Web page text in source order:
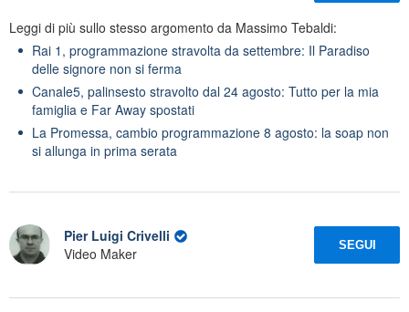
Leggi di più sullo stesso argomento da Massimo Tebaldi:
Rai 1, programmazione stravolta da settembre: Il Paradiso
delle signore non si ferma
Canale5, palinsesto stravolto dal 24 agosto: Tutto per la mia
famiglia e Far Away spostati
La Promessa, cambio programmazione 8 agosto: la soap non
si allunga in prima serata
Pier Luigi Crivelli
Video Maker
SEGUI